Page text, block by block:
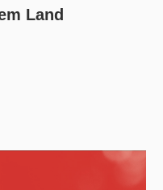
Land